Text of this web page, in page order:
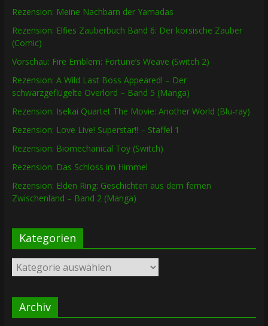
Rezension: Meine Nachbarn der Yamadas
Rezension: Elfies Zauberbuch Band 6: Der korsische Zauber
(Comic)
Vorschau: Fire Emblem: Fortune’s Weave (Switch 2)
Rezension: A Wild Last Boss Appeared! – Der
schwarzgeflügelte Overlord – Band 5 (Manga)
Rezension: Isekai Quartet The Movie: Another World (Blu-ray)
Rezension: Love Live! Superstar!! – Staffel 1
Rezension: Biomechanical Toy (Switch)
Rezension: Das Schloss im Himmel
Rezension: Elden Ring: Geschichten aus dem fernen
Zwischenland – Band 2 (Manga)
Kategorien
Kategorien
Archiv